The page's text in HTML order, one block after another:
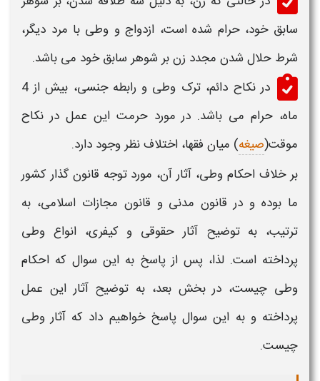
سابق خود، حرام شده است، ازدواج و وطی با مرد دیگر،
شرط حلال شدن مجدد زن بر شوهر سابق خود می باشد.
در نکاح دائم، ترک وطی
و رابطه جنسی، بیش از 4
ماه، حرام می باشد. در مورد حرمت این عمل در نکاح
موقت(صیغه) میان فقها، اختلاف نظر وجود دارد.
بر خلاف احکام وطی، آثارآن، مورد توجه قانون گذار کشور
ما بوده و در قانون مدنی و قانون مجازات اسلامی، به
ترتیب، به توضیح آثار حقوقی و کیفری، انواع وطی
پرداخته است. لذا، پس از پاسخ به این سوال که احکام
وطی چیست، در بخش بعد، به توضیح آثار این عمل
پرداخته و به این سوال پاسخ خواهیم داد که آثار وطی
چیست.